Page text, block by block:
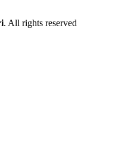
. All rights reserved